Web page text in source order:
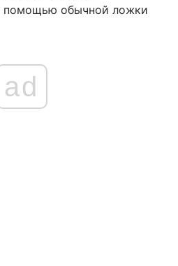
помощью обычной ложки
ad